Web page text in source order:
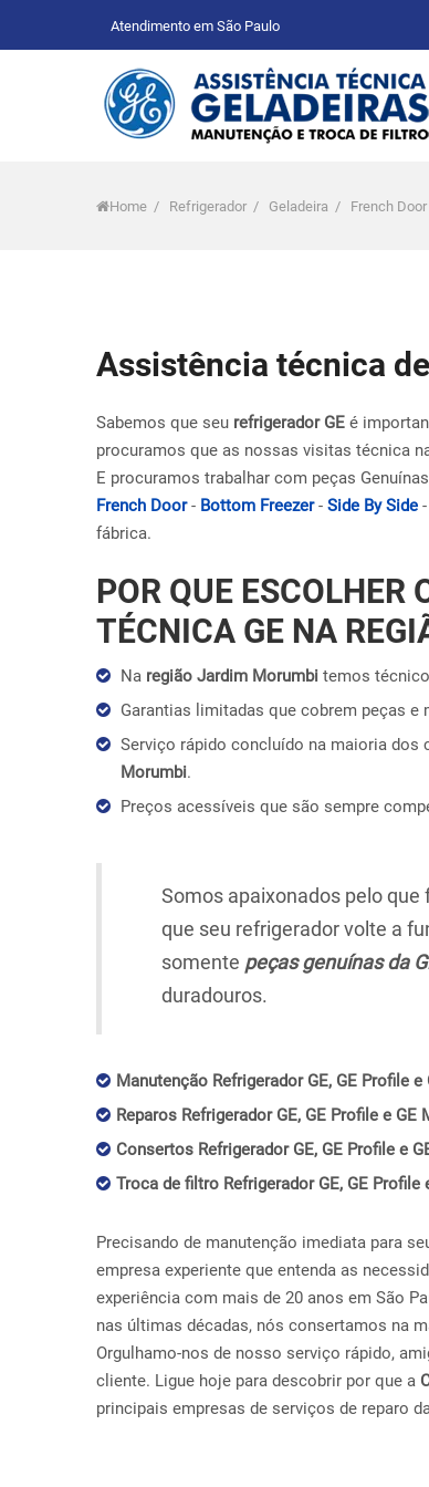
Atendimento em São Paulo
Home / Refrigerador / Geladeira / French Door
Assistência técnica
Sabemos que seu refrigerador GE é
procuramos que as nossas visitas técnica
E procuramos trabalhar com peças
French Door- Bottom Freezer- Side By Side -
fábrica.
POR QUE ESCOLHER
TÉCNICA GE NA
Na região Jardim Morumbi temos
Garantias limitadas que cobrem peças e
Serviço rápido concluído na maioria dos
Morumbi.
Preços acessíveis que são sempre
Somos apaixonados pelo
que seu refrigerador volte a
somente peças genuínas da
duradouros.
Manutenção Refrigerador GE, GE Profile
Reparos Refrigerador GE, GE Profile e
Consertos Refrigerador GE, GE Profile e
Troca de filtro Refrigerador GE, GE
Precisando de manutenção imediata para
empresa experiente que entenda as
experiência com mais de 20 anos em São
nas últimas décadas, nós consertamos na
Orgulhamo-nos de nosso serviço rápido,
cliente. Ligue hoje para descobrir por que a
principais empresas de serviços de reparo